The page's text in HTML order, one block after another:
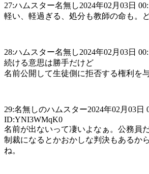
27:ハムスター名無し2024年02月03日
軽い、軽過ぎる、処分も教師の命も。
28:ハムスター名無し2024年02月03日
続ける意思は勝手だけど
名前公開して生徒側に拒否する権利を
29:名無しのハムスター2024年02月03日
ID:YNI3WMqK0
名前が出ないって凄いよなぁ。公務員
制裁になるとかおかしな判決もあるか
ね。